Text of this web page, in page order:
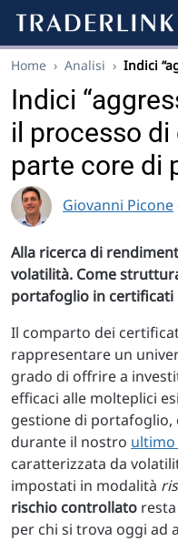
Home › Analisi › Indici
Indici
il processo
parte core di
Giovanni Picone
Alla ricerca di
volatilità. Come
portafoglio in certificati
Il comparto dei
rappresentare un
grado di offrire a
efficaci alle molteplici
gestione di
durante il nostro ultimo
caratterizzata da
impostati in modalità
rischio controllato
per chi si trova oggi ad